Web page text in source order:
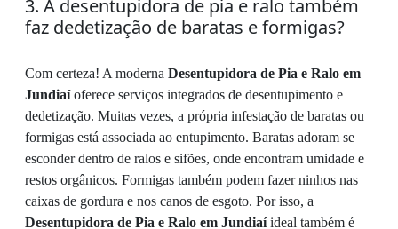
3. A desentupidora de pia e ralo também
faz dedetização de baratas e formigas?
Com certeza! A moderna Desentupidora de Pia e Ralo em
Jundiaíoferece serviços integrados de desentupimento e
dedetização. Muitas vezes, a própria infestação de baratas ou
formigas está associada ao entupimento. Baratas adoram se
esconder dentro de ralos e sifões, onde encontram umidade e
restos orgânicos. Formigas também podem fazer ninhos nas
caixas de gordura e nos canos de esgoto. Por isso, a
Desentupidora de Pia e Ralo em Jundiaíideal também é